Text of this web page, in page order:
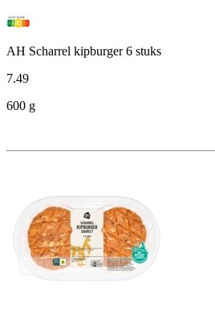
AH Scharrel kipburger 6 stuks
7.49
600 g